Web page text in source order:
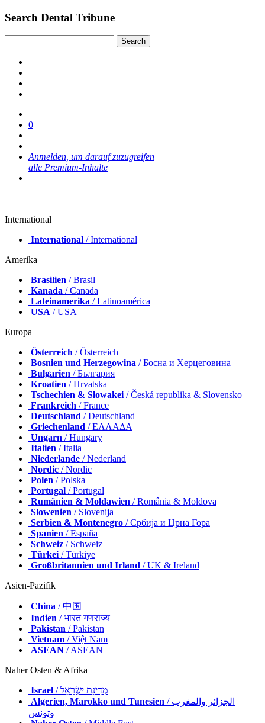
Search Dental Tribune
0
Anmelden, um darauf zuzugreifen
alle Premium-Inhalte
International
International / International
Amerika
Brasilien / Brasil
Kanada / Canada
Lateinamerika / Latinoamérica
USA / USA
Europa
Österreich / Österreich
Bosnien und Herzegowina / Босна и Херцеговина
Bulgarien / България
Kroatien / Hrvatska
Tschechien & Slowakei/ Česká republika & Slovensko
Frankreich / France
Deutschland / Deutschland
Griechenland / ΕΛΛΑΔΑ
Ungarn / Hungary
Italien / Italia
Niederlande / Nederland
Nordic / Nordic
Polen / Polska
Portugal / Portugal
Rumänien & Moldawien / România & Moldova
Slowenien / Slovenija
Serbien & Montenegro / Србија и Црна Гора
Spanien / España
Schweiz / Schweiz
Türkei/ Türkiye
Großbritannien und Irland / UK & Ireland
Asien-Pazifik
China / 中国
Indien / भारत गणराज्य
Pakistan / Pākistān
Vietnam / Việt Nam
ASEAN / ASEAN
Naher Osten & Afrika
Israel
/ מְדִינַת יִשְׂרָאֵל
Algerien, Marokko und Tunesien / الجزائر والمغرب
وتونس